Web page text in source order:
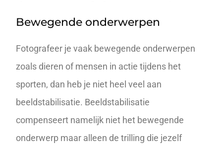
Bewegende onderwerpen
Fotografeer je vaak bewegende onderwerpen
zoals dieren of mensen in actie tijdens het
sporten, dan heb je niet heel veel aan
beeldstabilisatie. Beeldstabilisatie
compenseert namelijk niet het bewegende
onderwerp maar alleen de trilling die jezelf